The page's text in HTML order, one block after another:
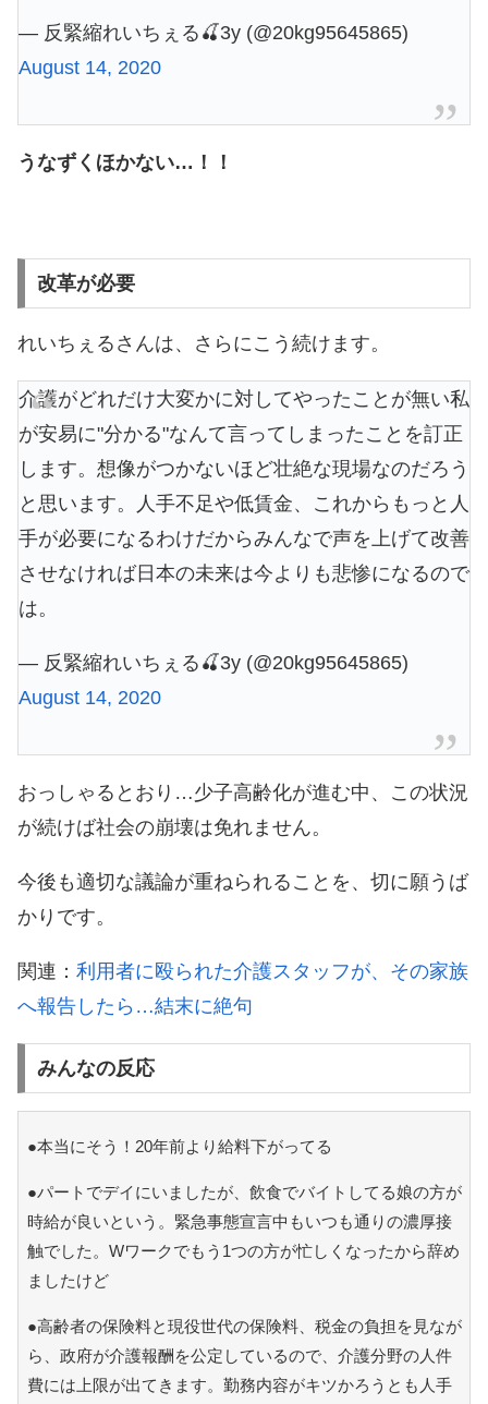
— 反緊縮れいちぇる🍒3y (@20kg95645865)
August 14, 2020
うなずくほかない…！！
改革が必要
れいちぇるさんは、さらにこう続けます。
介護がどれだけ大変かに対してやったことが無い私
が安易に"分かる"なんて言ってしまったことを訂正
します。想像がつかないほど壮絶な現場なのだろう
と思います。人手不足や低賃金、これからもっと人
手が必要になるわけだからみんなで声を上げて改善
させなければ日本の未来は今よりも悲惨になるので
は。
— 反緊縮れいちぇる🍒3y (@20kg95645865)
August 14, 2020
おっしゃるとおり…少子高齢化が進む中、この状況
が続けば社会の崩壊は免れません。
今後も適切な議論が重ねられることを、切に願うば
かりです。
関連： 利用者に殴られた介護スタッフが、その家族
へ報告したら…結末に絶句
みんなの反応
●本当にそう！20年前より給料下がってる
●パートでデイにいましたが、飲食でバイトしてる娘の方が
時給が良いという。緊急事態宣言中もいつも通りの濃厚接
触でした。Wワークでもう1つの方が忙しくなったから辞め
ましたけど
●高齢者の保険料と現役世代の保険料、税金の負担を見なが
ら、政府が介護報酬を公定しているので、介護分野の人件
費には上限が出てきます。勤務内容がキツかろうとも人手